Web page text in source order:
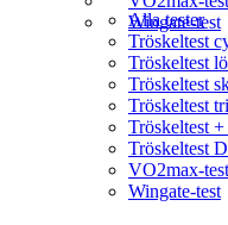
Wingate-test
Alla tester
Tröskeltest
Tröskeltest
Tröskeltest
Tröskeltest
Tröskeltest
Tröskeltest
VO2max-test
Wingate-test